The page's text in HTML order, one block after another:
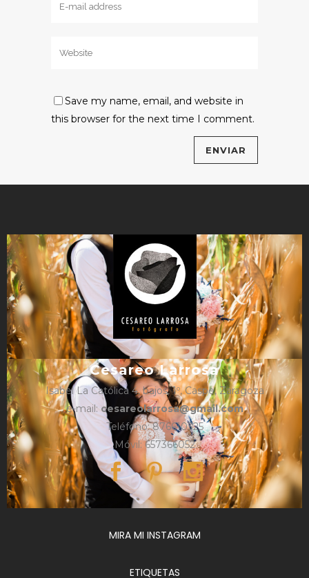
Save my name, email, and website in
this browser for the next time I comment.
Cesareo Larrosa
Isabel La Católica 4, bajos, 1º, Caspe, Zaragoza
e-mail: cesareolarrosa@gmail.com
Teléfono: 876610325
Móvil: 657366052
MIRA MI INSTAGRAM
ETIQUETAS